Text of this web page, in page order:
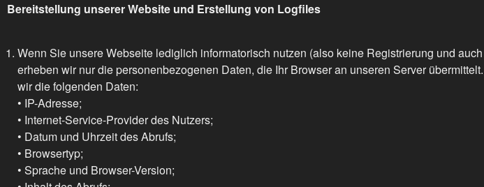
Bereitstellung unserer Website und Erstellung von Logfiles
Wenn Sie unsere Webseite lediglich informatorisch nutzen (also keine Registrierung und
erheben wir nur die personenbezogenen Daten, die Ihr Browser an unseren Server
wir die folgenden Daten:
• IP-Adresse;
• Internet-Service-Provider des Nutzers;
• Datum und Uhrzeit des Abrufs;
• Browsertyp;
• Sprache und Browser-Version;